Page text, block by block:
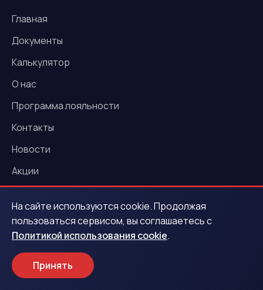
Главная
Документы
Калькулятор
О нас
Программа лояльности
Контакты
Новости
Акции
Услуги
Деньги под залог ПТС
Деньги под залог автомобиля
Выездная оценка авто
На сайте используются cookie. Продолжая
пользоваться сервисом, вы соглашаетесь с
Политикой использования cookie.
Принять